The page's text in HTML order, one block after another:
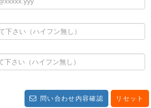
問い合わせ内容確認 リセット